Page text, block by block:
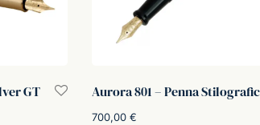
GT
Aurora 801 – Penna
700,00 €